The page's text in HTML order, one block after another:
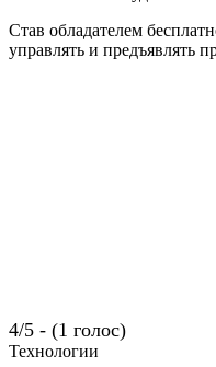
Став обладателем
управлять и предъявлять
4/5 - (1 голос)
Технологии